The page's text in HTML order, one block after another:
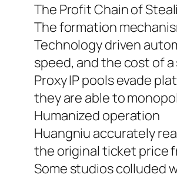
The Profit Chain of
The formation
Technology driven
speed, and the cost of
Proxy IP pools evade
they are able to
Humanized operation
Huangniu accurately
the original ticket price
Some studios colluded